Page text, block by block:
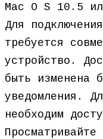
Mac O S 10.5
Для
требуется
устройство.
быть изменена
уведомления.
необходим